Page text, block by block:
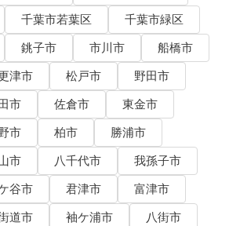
千葉市若葉区
千葉市緑区
銚子市 市川市
船橋市
津市 松戸市
野田市
市 佐倉市
東金市
市 柏市
勝浦市
市 八千代市
我孫子市
谷市 君津市
富津市
道市 袖ケ浦市
八街市